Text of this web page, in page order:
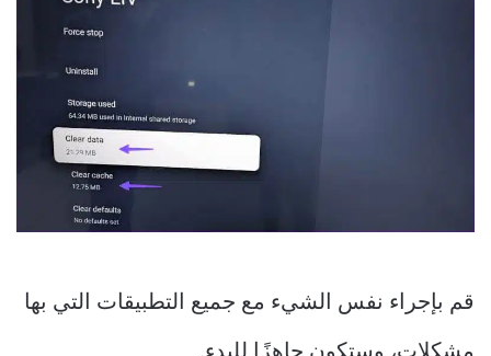
قم بإجراء نفس الشيء مع جميع التطبيقات التي بها